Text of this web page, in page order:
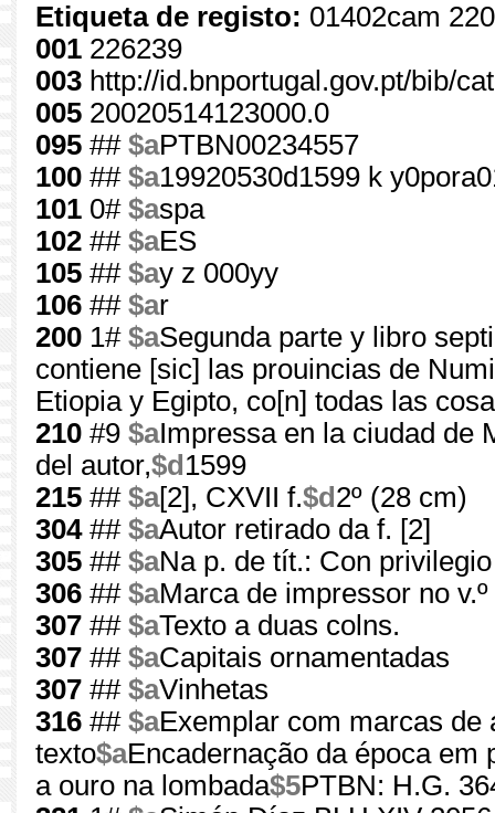
Etiqueta de registo: 01402cam
001 226239
003 http://id.bnportugal.gov.pt/bib/
005 20020514123000.0
095 ## $aPTBN00234557
100 ## $a19920530d1599 k
101 0# $aspa
102 ## $aES
105 ## $ay z 000yy
106 ## $ar
200 1# $aSegunda parte y libro
contiene [sic] las prouincias de
Etiopia y Egipto, co[n] todas las
210 #9 $aImpressa en la ciudad de
del autor,$d 1599
215 ## $a[2], CXVII f.$d 2º (28 cm)
304## $aAutor retirado da f. [2]
305 ## $aNa p. de tít.: Con privilegio
306 ## $aMarca de impressor no
307 ## $aTexto a duas colns.
307 ## $aCapitais ornamentadas
307 ## $aVinhetas
316 ## $aExemplar com marcas de
texto$aEncadernação da época em
a ouro na lombada$5PTBN: H.G.